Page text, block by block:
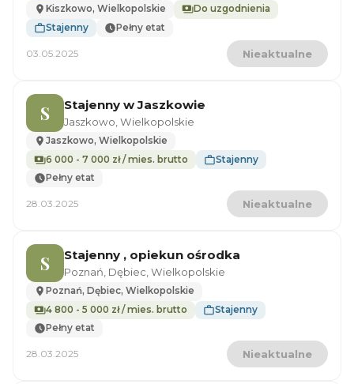
Kiszkowo, Wielkopolskie
Do uzgodnienia
Stajenny
Pełny etat
03.05.2025 Nieaktualne
S Stajenny w Jaszkowie
Jaszkowo, Wielkopolskie
Jaszkowo, Wielkopolskie
6 000 - 7 000 zł / mies. brutto
Stajenny
Pełny etat
28.03.2025 Nieaktualne
S Stajenny , opiekun ośrodka
Poznań, Dębiec, Wielkopolskie
Poznań, Dębiec, Wielkopolskie
4 800 - 5 000 zł / mies. brutto
Stajenny
Pełny etat
28.03.2025 Nieaktualne